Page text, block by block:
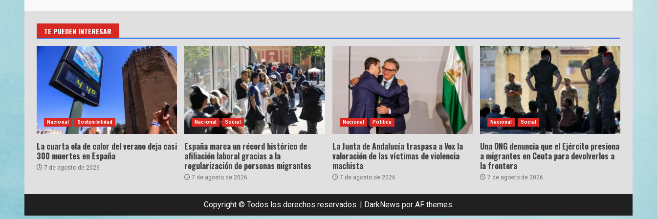
TE PUEDEN INTERESAR
Nacional Sostenibilidad
La cuarta ola de calor del verano deja casi
300 muertes en España
7 de agosto de 2026
Nacional Social
España marca un récord histórico de
afiliación laboral gracias a la
regularización de personas migrantes
7 de agosto de 2026
Nacional Política
La Junta de Andalucía traspasa a Vox la
valoración de las víctimas de violencia
machista
7 de agosto de 2026
Nacional Social
Una ONG denuncia que el Ejército presiona
a migrantes en Ceuta para devolverlos a
la frontera
7 de agosto de 2026
Copyright © Todos los derechos reservados. | DarkNews por AF themes.